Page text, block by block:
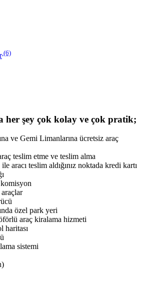
(6)
her şey çok kolay ve çok pratik;
ve Gemi Limanlarına ücretsiz araç
teslim etme ve teslim alma
aracı teslim aldığınız noktada kredi kartı
özel park yeri
araç kiralama hizmeti
haritası
sistemi